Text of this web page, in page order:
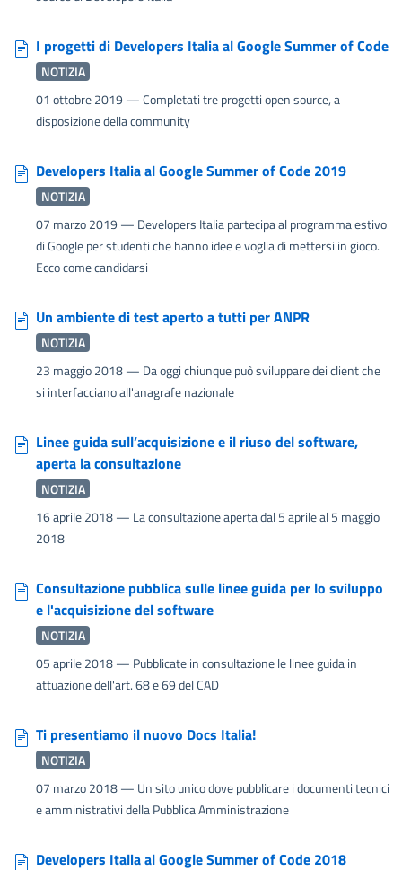
I progetti di Developers Italia al Google Summer of Code
NOTIZIA
01 ottobre 2019 — Completati tre progetti open source, a
disposizione della community
Developers Italia al Google Summer of Code 2019
NOTIZIA
07 marzo 2019 — Developers Italia partecipa al programma estivo
di Google per studenti che hanno idee e voglia di mettersi in gioco.
Ecco come candidarsi
Un ambiente di test aperto a tutti per ANPR
NOTIZIA
23 maggio 2018— Da oggi chiunque può sviluppare dei client che
si interfacciano all'anagrafe nazionale
Linee guida sull’acquisizione e il riuso del software,
aperta la consultazione
NOTIZIA
16 aprile 2018— La consultazione aperta dal 5 aprile al 5 maggio
2018
Consultazione pubblica sulle linee guida per lo sviluppo
e l'acquisizione del software
NOTIZIA
05 aprile 2018— Pubblicate in consultazione le linee guida in
attuazione dell'art. 68 e 69 del CAD
Ti presentiamo il nuovo Docs Italia!
NOTIZIA
07 marzo 2018— Un sito unico dove pubblicare i documenti tecnici
e amministrativi della Pubblica Amministrazione
Developers Italia al Google Summer of Code 2018